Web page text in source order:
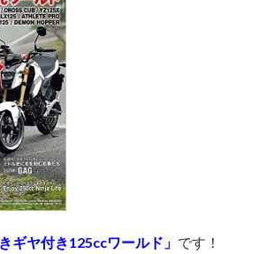
ギヤ付き125ccワールド」 です！